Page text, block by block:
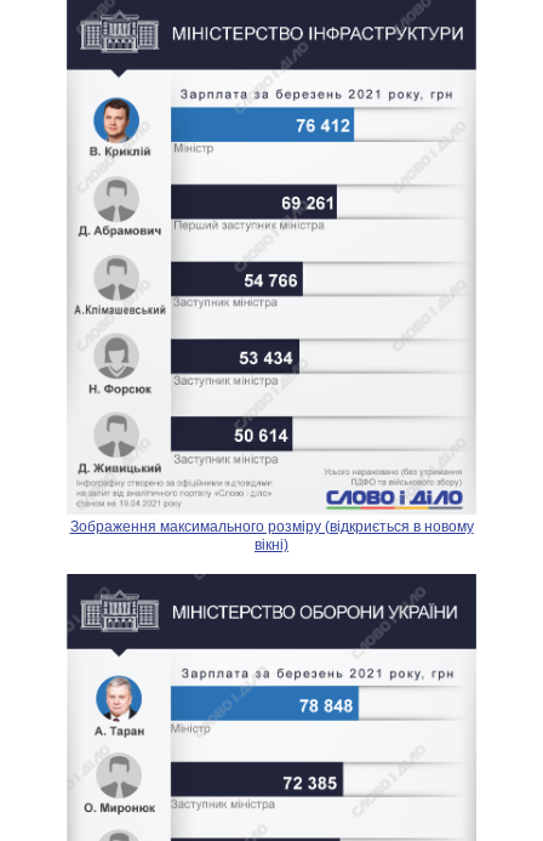
Зображення максимального розміру (відкриється в новому
вікні)